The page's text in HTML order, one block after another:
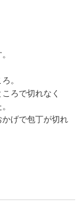
。
ろで切れなく
げで包丁が切れ